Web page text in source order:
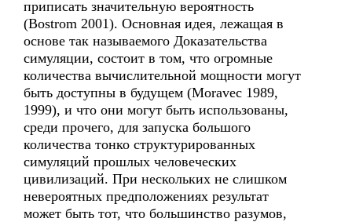
приписать значительную вероятность
(Bostrom 2001). Основная идея, лежащая в
основе так называемого Доказательства
симуляции, состоит в том, что огромные
количества вычислительной мощности могут
быть доступны в будущем (Moravec 1989,
1999), и что они могут быть использованы,
среди прочего, для запуска большого
количества тонко структурированных
симуляций прошлых человеческих
цивилизаций. При нескольких не слишком
невероятных предположениях результат
может быть тот, что большинство разумов,